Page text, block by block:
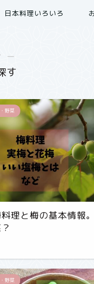
日本料理いろいろ
―
す
野菜
理と梅の基本情報
野菜